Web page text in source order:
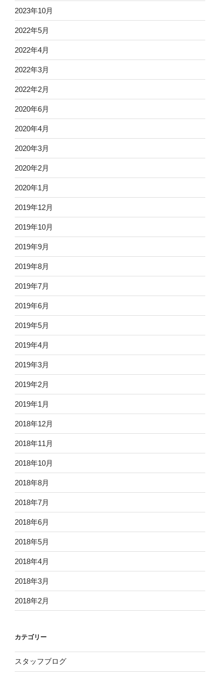
2023年10月
2022年5月
2022年4月
2022年3月
2022年2月
2020年6月
2020年4月
2020年3月
2020年2月
2020年1月
2019年12月
2019年10月
2019年9月
2019年8月
2019年7月
2019年6月
2019年5月
2019年4月
2019年3月
2019年2月
2019年1月
2018年12月
2018年11月
2018年10月
2018年8月
2018年7月
2018年6月
2018年5月
2018年4月
2018年3月
2018年2月
カテゴリー
スタッフブログ